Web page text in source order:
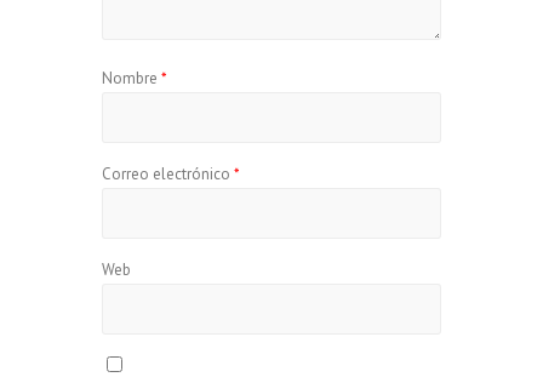
Nombre *
Correo electrónico *
Web